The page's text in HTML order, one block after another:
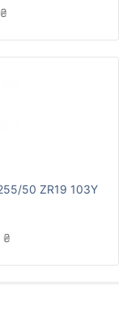
₴
50 ZR19 103Y
₴